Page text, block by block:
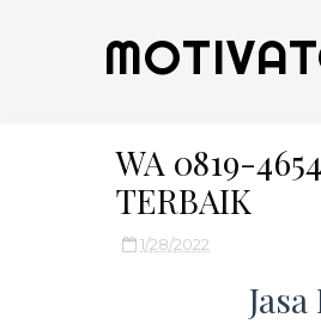
WA 0819-
TERBAIK
1/28/2022